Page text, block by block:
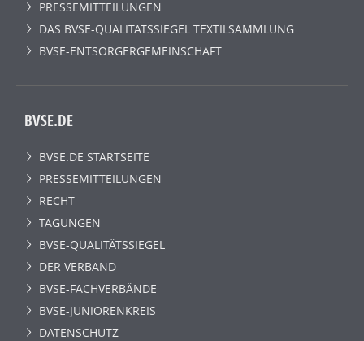
PRESSEMITTEILUNGEN
DAS BVSE-QUALITÄTSSIEGEL TEXTILSAMMLUNG
BVSE-ENTSORGERGEMEINSCHAFT
BVSE.DE
BVSE.DE STARTSEITE
PRESSEMITTEILUNGEN
RECHT
TAGUNGEN
BVSE-QUALITÄTSSIEGEL
DER VERBAND
BVSE-FACHVERBÄNDE
BVSE-JUNIORENKREIS
DATENSCHUTZ